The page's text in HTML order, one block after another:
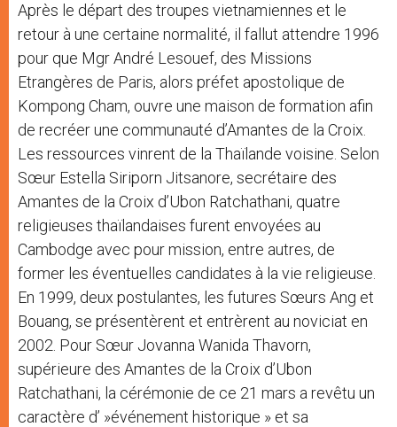
Après le départ des troupes vietnamiennes et le
retour à une certaine normalité, il fallut attendre 1996
pour que Mgr André Lesouef, des Missions
Etrangères de Paris, alors préfet apostolique de
Kompong Cham, ouvre une maison de formation afin
de recréer une communauté d’Amantes de la Croix.
Les ressources vinrent de la Thaïlande voisine. Selon
Sœur Estella Siriporn Jitsanore, secrétaire des
Amantes de la Croix d’Ubon Ratchathani, quatre
religieuses thaïlandaises furent envoyées au
Cambodge avec pour mission, entre autres, de
former les éventuelles candidates à la vie religieuse.
En 1999, deux postulantes, les futures Sœurs Ang et
Bouang, se présentèrent et entrèrent au noviciat en
2002. Pour Sœur Jovanna Wanida Thavorn,
supérieure des Amantes de la Croix d’Ubon
Ratchathani, la cérémonie de ce 21 mars a revêtu un
caractère d’ »événement historique » et sa